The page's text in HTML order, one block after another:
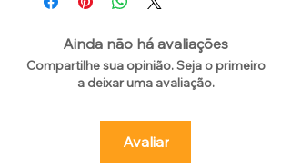
Ainda não há avaliações
Compartilhe sua opinião. Seja o primeiro
a deixar uma avaliação.
Avaliar